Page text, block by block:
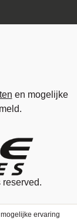
en mogelijke
reserved.
ervaring